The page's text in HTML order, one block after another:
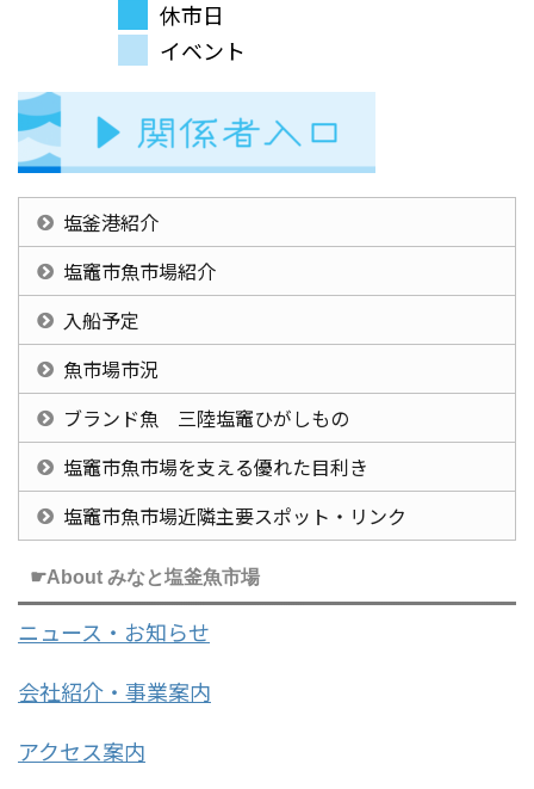
休市日
イベント
塩釜港紹介
塩竈市魚市場紹介
入船予定
魚市場市況
ブランド魚 三陸塩竈ひがしもの
塩竈市魚市場を支える優れた目利き
塩竈市魚市場近隣主要スポット・リンク
☛About みなと塩釜魚市場
ニュース・お知らせ
会社紹介・事業案内
アクセス案内